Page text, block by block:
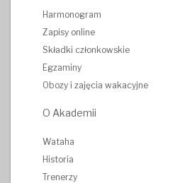
Harmonogram
Zapisy online
Składki członkowskie
Egzaminy
Obozy i zajęcia wakacyjne
O Akademii
Wataha
Historia
Trenerzy